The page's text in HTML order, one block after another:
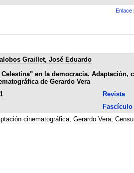
Enlace
Graillet, José Eduardo
en la democracia. Adaptación,
de Gerardo Vera
Revista
Fascículo
cinematográfica; Gerardo Vera;